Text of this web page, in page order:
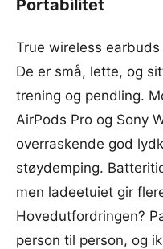
Portabilitet
True wireless
De er små, lette, og
trening og pendling.
AirPods Pro og Sony
overraskende god
støydemping.
men ladeetuiet gir
Hovedutfordringen?
person til person, og